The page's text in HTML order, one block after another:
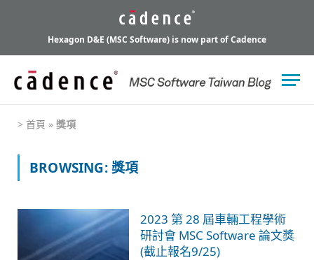
Hexagon D&E (MSC Software) is now part of Cadence
> 首頁 » 獎項
BROWSING:獎項
2023 第 28 屆車輛工程學術
研討會 MSC Software 論文獎
(截止報名9/25)